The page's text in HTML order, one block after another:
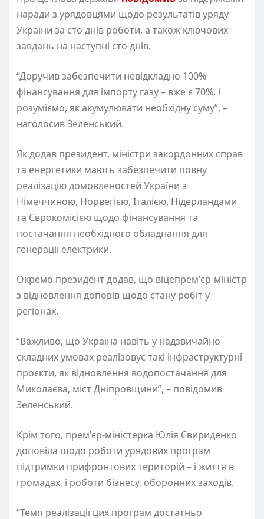
наради з урядовцями щодо результатів уряду
України за сто днів роботи, а також ключових
завдань на наступні сто днів.
“Доручив забезпечити невідкладно 100%
фінансування для імпорту газу – вже є 70%, і
розуміємо, як акумулювати необхідну суму”, –
наголосив Зеленський.
Як додав президент, міністри закордонних справ
та енергетики мають забезпечити повну
реалізацію домовленостей України з
Німеччиною, Норвегією, Італією, Нідерландами
та Єврокомісією щодо фінансування та
постачання необхідного обладнання для
генерації електрики.
Окремо президент додав, що віцепремʼєр-міністр
з відновлення доповів щодо стану робіт у
регіонах.
“Важливо, що Україна навіть у надзвичайно
складних умовах реалізовує такі інфраструктурні
проєкти, як відновлення водопостачання для
Миколаєва, міст Дніпровщини”, – повідомив
Зеленський.
Крім того, премʼєр-міністерка Юлія Свириденко
доповіла щодо роботи урядових програм
підтримки прифронтових територій – і життя в
громадах, і роботи бізнесу, оборонних заходів.
“Темп реалізації цих програм достатньо